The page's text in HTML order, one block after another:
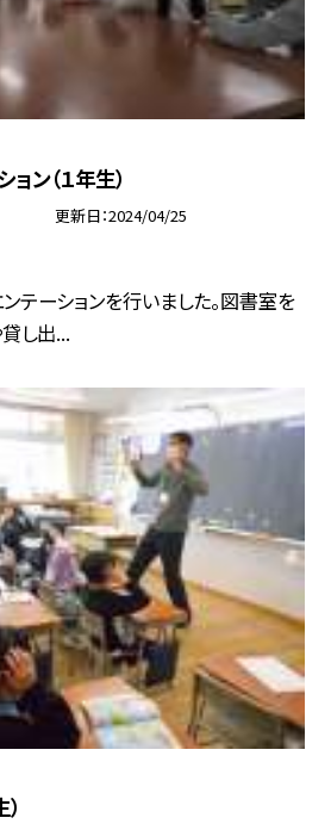
ン（１年生）
更新日 2024/04/25
テーションを行いました。図書室を
し出...